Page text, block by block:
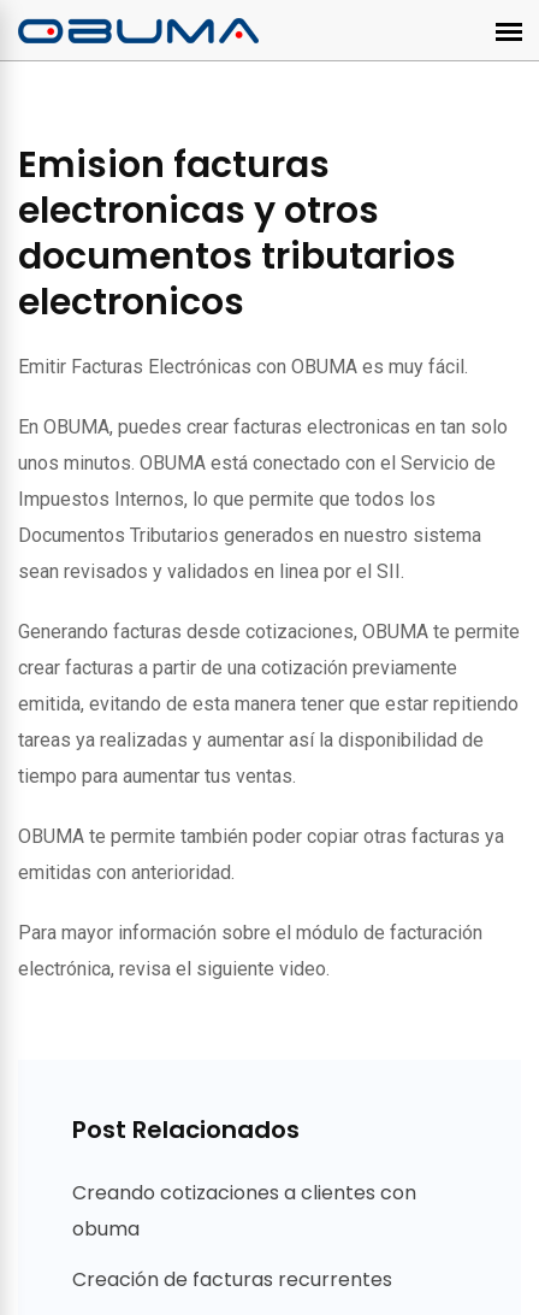
Emision facturas
electronicas y otros
documentos tributarios
electronicos
Emitir Facturas Electrónicas con OBUMA es muy fácil.
En OBUMA, puedes crear facturas electronicas en tan solo
unos minutos. OBUMA está conectado con el Servicio de
Impuestos Internos, lo que permite que todos los
Documentos Tributarios generados en nuestro sistema
sean revisados y validados en linea por el SII.
Generando facturas desde cotizaciones, OBUMA te permite
crear facturas a partir de una cotización previamente
emitida, evitando de esta manera tener que estar repitiendo
tareas ya realizadas y aumentar así la disponibilidad de
tiempo para aumentar tus ventas.
OBUMA te permite también poder copiar otras facturas ya
emitidas con anterioridad.
Para mayor información sobre el módulo de facturación
electrónica, revisa el siguiente video.
Post Relacionados
Creando cotizaciones a clientes con
obuma
Creación de facturas recurrentes